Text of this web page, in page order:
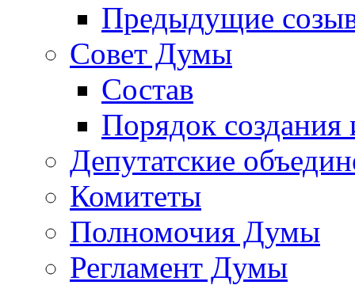
Предыдущие
Совет Думы
Состав
Порядок создания
Депутатские
Комитеты
Полномочия Думы
Регламент Думы